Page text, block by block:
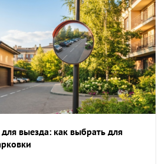
выезда: как выбрать для